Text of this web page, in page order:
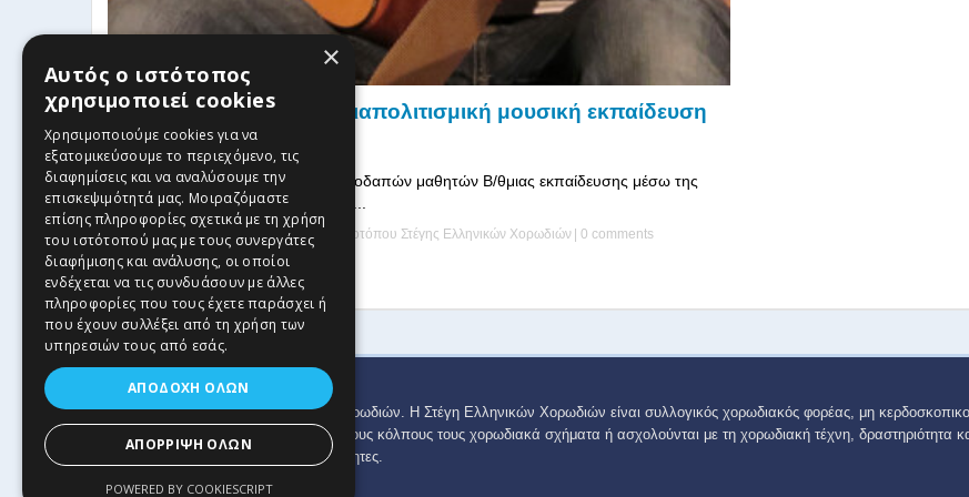
Διδακτορική Διατριβή: Διαπολιτισμική μουσική εκπαίδευση
και διδακτική
Η συμμετοχική συνύπαρξη των αλλοδαπών μαθητών Β/θμιας εκπαίδευσης μέσω της
παραδοσιακής μουσικής Σκοπός τ ...
02 Οκτωβρίου, 2013 Διαχειριστής Ιστοτόπου Στέγης Ελληνικών Χορωδιών | 0 comments
Read more
Copyright © 2024 Στέγη Ελληνικών Χορωδιών. Η Στέγη Ελληνικών Χορωδιών είναι συλλογικός χορωδιακός φορέας, μη
πανελλαδικά φορείς που διατηρούν στους κόλπους τους χορωδιακά σχήματα ή ασχολούνται με τη χορωδιακή τέχνη,
έχουν κάποια από τις παραπάνω ιδιότητες.
×
Αυτός ο ιστότοπος
χρησιμοποιεί cookies
Χρησιμοποιούμε cookies για να
εξατομικεύσουμε το περιεχόμενο, τις
διαφημίσεις και να αναλύσουμε την
επισκεψιμότητά μας. Μοιραζόμαστε
επίσης πληροφορίες σχετικά με τη χρήση
του ιστότοπού μας με τους συνεργάτες
διαφήμισης και ανάλυσης, οι οποίοι
ενδέχεται να τις συνδυάσουν με άλλες
πληροφορίες που τους έχετε παράσχει ή
που έχουν συλλέξει από τη χρήση των
υπηρεσιών τους από εσάς.
ΑΠΟΔΟΧΉ ΌΛΩΝ
ΑΠΌΡΡΙΨΗ ΌΛΩΝ
POWERED BY COOKIESCRIPT